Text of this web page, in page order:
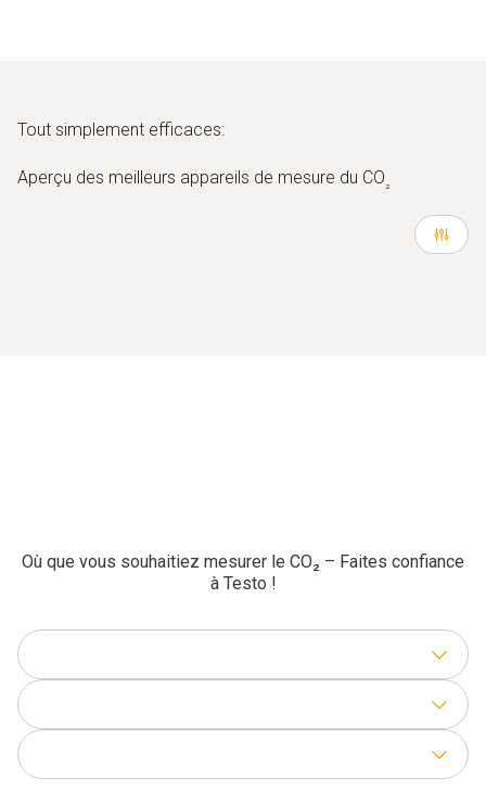
Tout simplement efficaces:
Aperçu des meilleurs appareils de mesure du CO₂
Où que vous souhaitiez mesurer le CO₂ – Faites confiance
à Testo !